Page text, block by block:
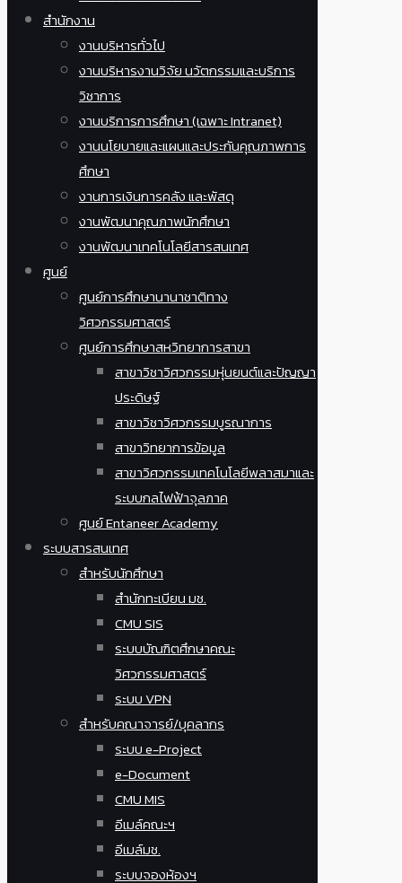
สำนักงาน
งานบริหารทั่วไป
งานบริหารงานวิจัย นวัตกรรมและบริการ
วิชาการ
งานบริการการศึกษา (เฉพาะ Intranet)
งานนโยบายและแผนและประกันคุณภาพการ
ศึกษา
งานการเงินการคลัง และพัสดุ
งานพัฒนาคุณภาพนักศึกษา
งานพัฒนาเทคโนโลยีสารสนเทศ
ศูนย์
ศูนย์การศึกษานานาชาติทาง
วิศวกรรมศาสตร์
ศูนย์การศึกษาสหวิทยาการสาขา
สาขาวิชาวิศวกรรมหุ่นยนต์และปัญญา
ประดิษฐ์
สาขาวิชาวิศวกรรมบูรณาการ
สาขาวิทยาการข้อมูล
สาขาวิศวกรรมเทคโนโลยีพลาสมาและ
ระบบกลไฟฟ้าจุลภาค
ศูนย์ Entaneer Academy
ระบบสารสนเทศ
สำหรับนักศึกษา
สำนักทะเบียน มช.
CMU SIS
ระบบบัณฑิตศึกษาคณะ
วิศวกรรมศาสตร์
ระบบ VPN
สำหรับคณาจารย์/บุคลากร
ระบบ e-Project
e-Document
CMU MIS
อีเมล์คณะฯ
อีเมล์มช.
ระบบจองห้องฯ